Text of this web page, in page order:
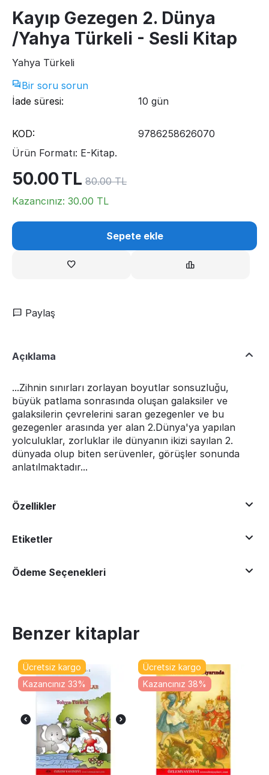
Kayıp Gezegen 2. Dünya
/Yahya Türkeli - Sesli Kitap
Yahya Türkeli
Bir soru sorun
İade süresi:
10 gün
KOD:
9786258626070
Ürün Formatı: E-Kitap.
50.00TL 80.00 TL
Kazancınız: 30.00 TL
Sepete ekle
Paylaş
Açıklama
...Zihnin sınırları zorlayan boyutlar sonsuzluğu,
büyük patlama sonrasında oluşan galaksiler ve
galaksilerin çevrelerini saran gezegenler ve bu
gezegenler arasında yer alan 2.Dünya'ya yapılan
yolculuklar, zorluklar ile dünyanın ikizi sayılan 2.
dünyada olup biten serüvenler, görüşler sonunda
anlatılmaktadır...
Özellikler
Etiketler
Ödeme Seçenekleri
Benzer kitaplar
Ücretsiz kargo
Kazancınız 33%
Ücretsiz kargo
Kazancınız 38%